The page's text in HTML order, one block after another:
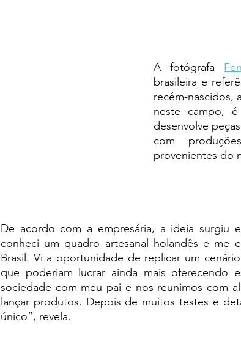
A fotógrafa
brasileira e
recém-nascidos,
neste campo,
desenvolve
com
provenientes do
De acordo com a empresária, a ideia surgiu
conheci um quadro artesanal holandês e me
Brasil. Vi a oportunidade de replicar um
que poderiam lucrar ainda mais oferecendo
sociedade com meu pai e nos reunimos com
lançar produtos. Depois de muitos testes e
único”, revela.